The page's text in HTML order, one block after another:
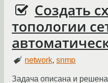
Cоздать
топологии
network,snmp
Задача описана и решена